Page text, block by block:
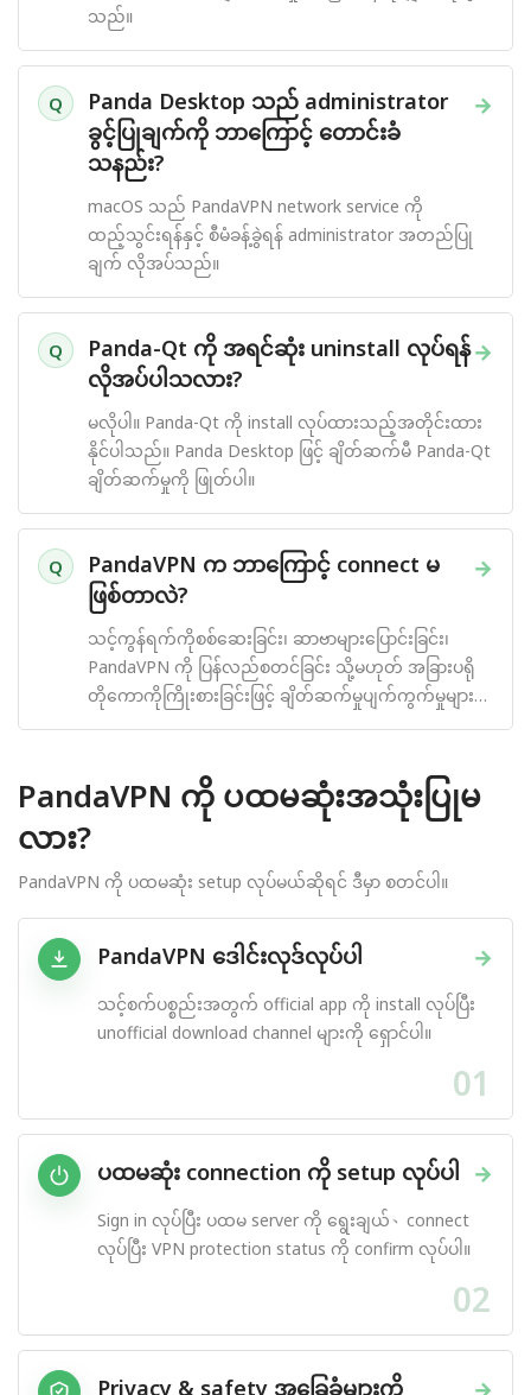
သည်။
Q →
Panda Desktop သည် administrator
ခွင့်ပြုချက်ကို ဘာကြောင့် တောင်းခံ
သနည်း?
macOS သည် PandaVPN network service ကို
ထည့်သွင်းရန်နှင့် စီမံခန့်ခွဲရန် administrator အတည်ပြု
ချက် လိုအပ်သည်။
Q →
Panda-Qt ကို အရင်ဆုံး uninstall လုပ်ရန်
လိုအပ်ပါသလား?
မလိုပါ။ Panda-Qt ကို install လုပ်ထားသည့်အတိုင်းထား
နိုင်ပါသည်။ Panda Desktop ဖြင့် ချိတ်ဆက်မီ Panda-Qt
ချိတ်ဆက်မှုကို ဖြုတ်ပါ။
Q →
PandaVPN က ဘာကြောင့် connect မ
ဖြစ်တာလဲ?
သင့်ကွန်ရက်ကိုစစ်ဆေးခြင်း၊ ဆာဗာများပြောင်းခြင်း၊
PandaVPN ကို ပြန်လည်စတင်ခြင်း သို့မဟုတ် အခြားပရို
တိုကောကိုကြိုးစားခြင်းဖြင့် ချိတ်ဆက်မှုပျက်ကွက်မှုများကို
ဖြေရှင်းပါ။
PandaVPN ကို ပထမဆုံးအသုံးပြုမ
လား?
PandaVPN ကို ပထမဆုံး setup လုပ်မယ်ဆိုရင် ဒီမှာ စတင်ပါ။
→
PandaVPN ဒေါင်းလုဒ်လုပ်ပါ
သင့်စက်ပစ္စည်းအတွက် official app ကို install လုပ်ပြီး
unofficial download channel များကို ရှောင်ပါ။
01
→
ပထမဆုံး connection ကို setup လုပ်ပါ
Sign in လုပ်ပြီး ပထမ server ကို ရွေးချယ်、connect
လုပ်ပြီး VPN protection status ကို confirm လုပ်ပါ။
02
→
Privacy & safety အခြေခံများကို